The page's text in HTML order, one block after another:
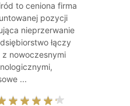
to ceniona firma
pozycji
nieprzerwanie
łączy
nowoczesnymi
...